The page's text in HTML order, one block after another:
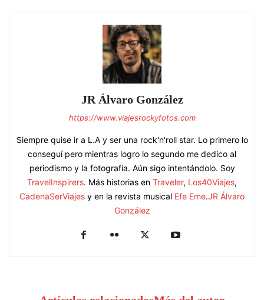
JR Álvaro González
https://www.viajesrockyfotos.com
Siempre quise ir a L.A y ser una rock'n'roll star. Lo primero lo
conseguí pero mientras logro lo segundo me dedico al
periodismo y la fotografía. Aún sigo intentándolo. Soy
TravelInspirers. Más historias en Traveler, Los40Viajes,
CadenaSerViajes y en la revista musical Efe Eme.JR Álvaro
González